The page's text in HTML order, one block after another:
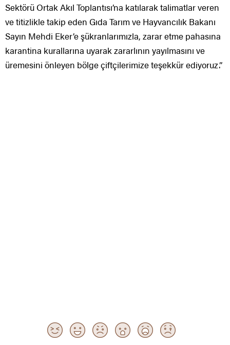
Sektörü Ortak Akıl Toplantısı’na katılarak talimatlar veren
ve titizlikle takip eden Gıda Tarım ve Hayvancılık Bakanı
Sayın Mehdi Eker’e şükranlarımızla, zarar etme pahasına
karantina kurallarına uyarak zararlının yayılmasını ve
üremesini önleyen bölge çiftçilerimize teşekkür ediyoruz.”